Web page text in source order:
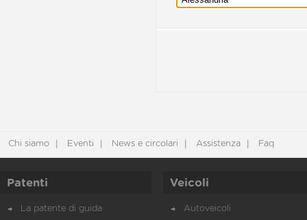
Chi siamo Eventi News e circolari Assistenza Faq
Patenti
La patente di guida
Veicoli
Autoveicoli